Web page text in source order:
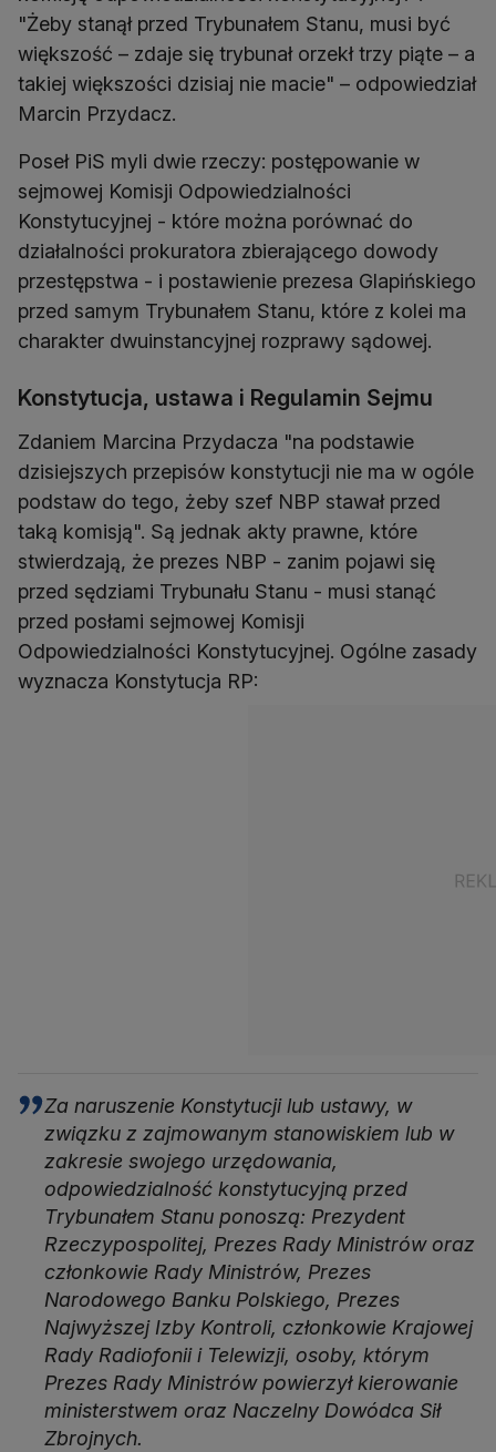
"Żeby stanął przed Trybunałem Stanu, musi być
większość – zdaje się trybunał orzekł trzy piąte – a
takiej większości dzisiaj nie macie" – odpowiedział
Marcin Przydacz.
Poseł PiS myli dwie rzeczy: postępowanie w
sejmowej Komisji Odpowiedzialności
Konstytucyjnej - które można porównać do
działalności prokuratora zbierającego dowody
przestępstwa - i postawienie prezesa Glapińskiego
przed samym Trybunałem Stanu, które z kolei ma
charakter dwuinstancyjnej rozprawy sądowej.
Konstytucja, ustawa i Regulamin Sejmu
Zdaniem Marcina Przydacza "na podstawie
dzisiejszych przepisów konstytucji nie ma w ogóle
podstaw do tego, żeby szef NBP stawał przed
taką komisją". Są jednak akty prawne, które
stwierdzają, że prezes NBP - zanim pojawi się
przed sędziami Trybunału Stanu - musi stanąć
przed posłami sejmowej Komisji
Odpowiedzialności Konstytucyjnej. Ogólne zasady
wyznacza Konstytucja RP:
Za naruszenie Konstytucji lub ustawy, w
związku z zajmowanym stanowiskiem lub w
zakresie swojego urzędowania,
odpowiedzialność konstytucyjną przed
Trybunałem Stanu ponoszą: Prezydent
Rzeczypospolitej, Prezes Rady Ministrów oraz
członkowie Rady Ministrów, Prezes
Narodowego Banku Polskiego, Prezes
Najwyższej Izby Kontroli, członkowie Krajowej
Rady Radiofonii i Telewizji, osoby, którym
Prezes Rady Ministrów powierzył kierowanie
ministerstwem oraz Naczelny Dowódca Sił
Zbrojnych.